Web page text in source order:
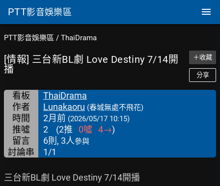
PTT影音娛樂區
PTT影音娛樂區 / ThaiDrama
[情報] 三台新BL劇 Love Destiny 7/14開
播
＋收藏
分享
看板
ThaiDrama
作者
Lunakaoru (春城無處不飛花)
時間 2月前 (2026/05/17 10:15)
推噓 2 (2推 0噓 4→)
留言
6則, 3人參與
討論串 1/1
三台新BL劇 Love Destiny 7/14開播